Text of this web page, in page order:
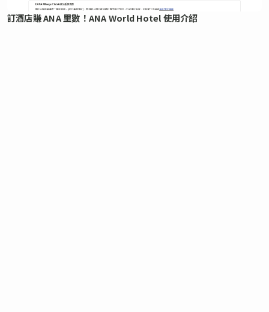
訂酒店賺 ANA 里數！ANA World Hotel 使用介紹